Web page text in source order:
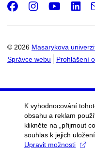
© 2026 Masarykova
Správce webu
Prohlášení
Facebook
K vyhodnocování
obsahu a reklam
klikněte na „přijmout
souhlas k jejich
Upravit možnosti